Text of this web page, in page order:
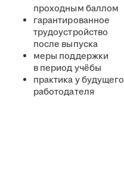
проходным баллом
гарантированное
трудоустройство
после выпуска
меры поддержки
в период учёбы
практика у будущего
работодателя